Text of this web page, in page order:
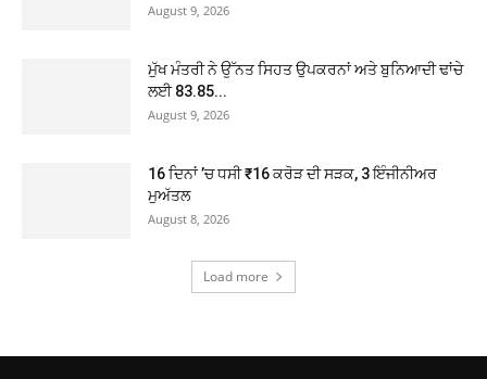
August 9, 2026
ਮੁੱਖ ਮੰਤਰੀ ਨੇ ਉੱਨਤ ਸਿਹਤ ਉਪਕਰਨਾਂ ਅਤੇ ਬੁਨਿਆਦੀ ਢਾਂਚੇ
ਲਈ 83.85...
August 9, 2026
16 ਦਿਨਾਂ ’ਚ ਧਸੀ ₹16 ਕਰੋੜ ਦੀ ਸੜਕ, 3 ਇੰਜੀਨੀਅਰ
ਮੁਅੱਤਲ
August 8, 2026
Load more